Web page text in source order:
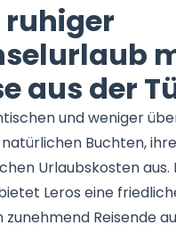
ruhiger
aus der
und weniger
Buchten,
Urlaubskosten aus.
Leros eine
Reisende